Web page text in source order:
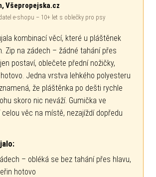
Všepropejska.cz
e-shopu – 10+ let s oblečky pro psy
kombinací věcí, které u pláštěnek
Zip na zádech – žádné tahání přes
postaví, oblečete přední nožičky,
Jedna vrstva lehkého polyesteru
že pláštěnka po dešti rychle
skoro nic neváží. Gumička ve
věc na místě, nezajíždí dopředu
– obléká se bez tahání přes hlavu,
hotovo